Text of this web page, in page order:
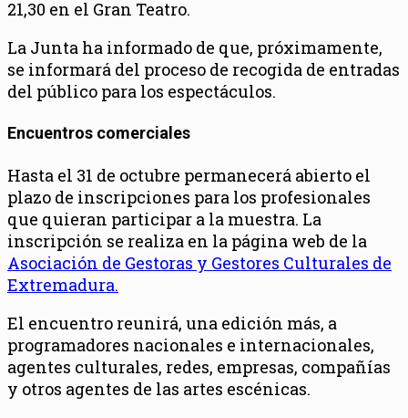
21,30 en el Gran Teatro.
La Junta ha informado de que, próximamente,
se informará del proceso de recogida de entradas
del público para los espectáculos.
Encuentros comerciales
Hasta el 31 de octubre permanecerá abierto el
plazo de inscripciones para los profesionales
que quieran participar a la muestra. La
inscripción se realiza en la página web de la
Asociación de Gestoras y Gestores Culturales de
Extremadura.
El encuentro reunirá, una edición más, a
programadores nacionales e internacionales,
agentes culturales, redes, empresas, compañías
y otros agentes de las artes escénicas.